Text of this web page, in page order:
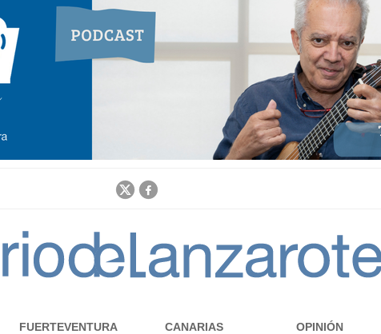
Jump to navigation
FUERTEVENTURA CANARIAS OPINIÓN